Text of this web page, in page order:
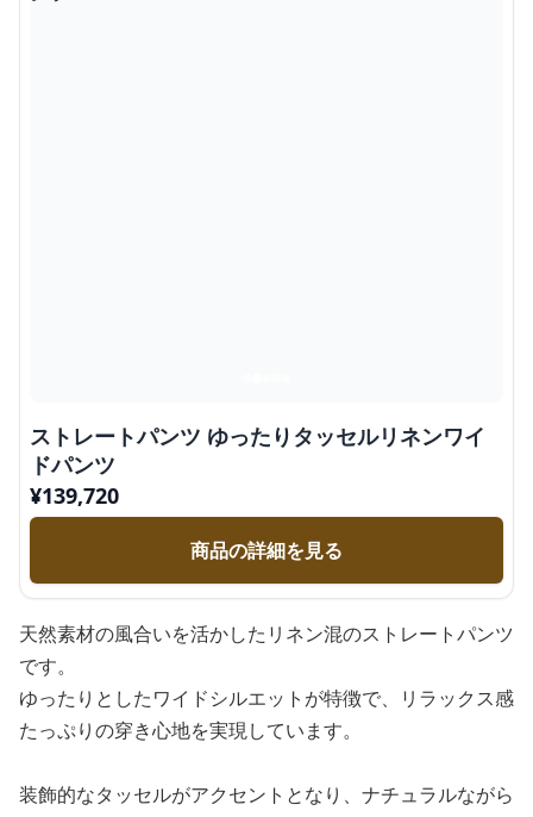
ストレートパンツ ゆったりタッセルリネンワイ
ドパンツ
¥139,720
商品の詳細を見る
天然素材の風合いを活かしたリネン混のストレートパンツ
です。
ゆったりとしたワイドシルエットが特徴で、リラックス感
たっぷりの穿き心地を実現しています。
装飾的なタッセルがアクセントとなり、ナチュラルながら